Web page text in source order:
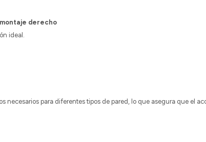
derecho
ideal.
necesarios para diferentes tipos de pared, lo que asegura que el